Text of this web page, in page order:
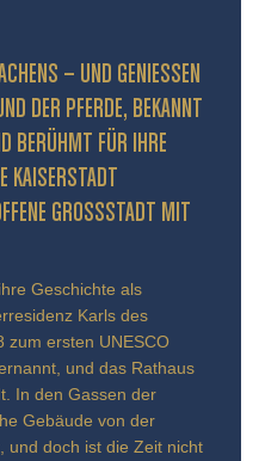
– UND GENIESSEN S
PFERDE, BEKANNT D
FÜR IHRE PR
PR
GROSSSTADT MIT HIS
Geschichte als
Karls des
zum ersten UNESCO
und das Rathaus
In den Gassen der
Gebäude von der
und doch ist die Zeit nicht